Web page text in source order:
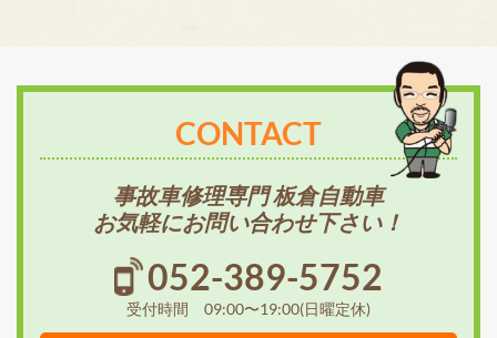
CONTACT
事故車修理専門 板倉自動車
お気軽にお問い合わせ下さい！
052-389-5752
受付時間 09:00〜19:00(日曜定休)